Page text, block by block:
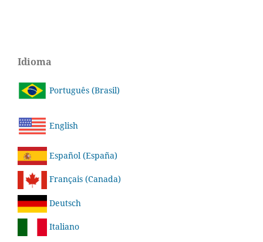
Idioma
Português (Brasil)
English
Español (España)
Français (Canada)
Deutsch
Italiano